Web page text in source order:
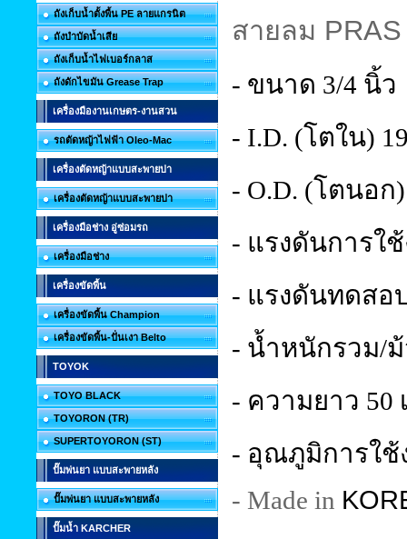
ถังเก็บน้ำตั้งพื้น PE ลายแกรนิต
ถังบำบัดน้ำเสีย
ถังเก็บน้ำไฟเบอร์กลาส
ถังดักไขมัน Grease Trap
เครื่องมืองานเกษตร-งานสวน
รถตัดหญ้าไฟฟ้า Oleo-Mac
เครื่องตัดหญ้าแบบสะพายบ่า
เครื่องตัดหญ้าแบบสะพายบ่า
เครื่องมือช่าง อู่ซ่อมรถ
เครื่องมือช่าง
เครื่องขัดพื้น
เครื่องขัดพื้น Champion
เครื่องขัดพื้น-ปั่นเงา Belto
TOYOK
TOYO BLACK
TOYORON (TR)
SUPERTOYORON (ST)
ปั๊มพ่นยา แบบสะพายหลัง
ปั๊มพ่นยา แบบสะพายหลัง
ปั๊มน้ำ KARCHER
สายลม
- ขนาด 3/4 นิ้ว
- I.D. (โตใน)
- O.D. (โตนอก
- แรงดันการใ
- แรงดันทดสอ
- น้ำหนักรวม/ม้
- ความยาว 50
- อุณภูมิการใช้
- Made in